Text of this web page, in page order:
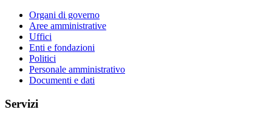
Organi di governo
Aree amministrative
Uffici
Enti e fondazioni
Politici
Personale amministrativo
Documenti e dati
Servizi